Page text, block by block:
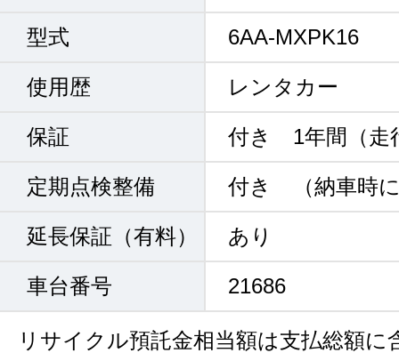
型式 6AA-MXPK16
使用歴 レンタカー
保証 付き 1年間（走
定期点検整備 付き （納車時
延長保証（有料） あり
車台番号 21686
リサイクル預託金相当額は支払総額に